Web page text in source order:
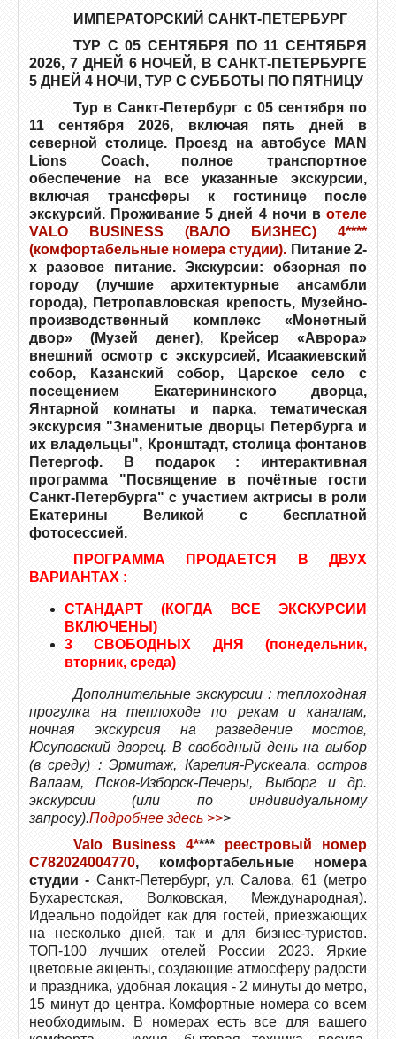
ИМПЕРАТОРСКИЙ САНКТ-ПЕТЕРБУРГ
ТУР С 05 СЕНТЯБРЯ ПО 11 СЕНТЯБРЯ
2026, 7ДНЕЙ 6 НОЧЕЙ, В САНКТ-ПЕТЕРБУРГЕ
5 ДНЕЙ 4 НОЧИ, ТУР С СУББОТЫ ПО ПЯТНИЦУ
Тур в Санкт-Петербург с 05 сентября по
11 сентября 2026, включая пять дней в
северной столице. Проезд на автобусе MAN
Lions Coach, полное транспортное
обеспечение на все указанные экскурсии,
включая трансферы к гостинице после
экскурсий. Проживание 5 дней 4 ночи в отеле
VALO BUSINESS (ВАЛО БИЗНЕС) 4****
(комфортабельные номера студии). Питание 2-
х разовое питание. Экскурсии: обзорная по
городу (лучшие архитектурные ансамбли
города), Петропавловская крепость, Музейно-
производственный комплекс «Монетный
двор» (Музей денег), Крейсер «Аврора»
внешний осмотр с экскурсией, Исаакиевский
собор, Казанский собор, Царское село с
посещением Екатерининского дворца,
Янтарной комнаты и парка, тематическая
экскурсия "Знаменитые дворцы Петербурга и
их владельцы", Кронштадт, столица фонтанов
Петергоф. В подарок : интерактивная
программа "Посвящение в почётные гости
Санкт-Петербурга" с участием актрисы в роли
Екатерины Великой с бесплатной
фотосессией.
ПРОГРАММА ПРОДАЕТСЯ В ДВУХ
ВАРИАНТАХ :
СТАНДАРТ (КОГДА ВСЕ ЭКСКУРСИИ
ВКЛЮЧЕНЫ)
3 СВОБОДНЫХ ДНЯ (понедельник,
вторник, среда)
Дополнительные экскурсии : теплоходная
прогулка на теплоходе по рекам и каналам,
ночная экскурсия на разведение мостов,
Юсуповский дворец. В свободный день на выбор
(в среду) : Эрмитаж, Карелия-Рускеала, остров
Валаам, Псков-Изборск-Печеры, Выборг и др.
экскурсии (или по индивидуальному
запросу).Подробнее здесь >>>
Valo Business 4**** реестровый номер
C782024004770, комфортабельные номера
студии - Санкт-Петербург, ул. Салова, 61 (метро
Бухарестская, Волковская, Международная).
Идеально подойдет как для гостей, приезжающих
на несколько дней, так и для бизнес-туристов.
ТОП-100 лучших отелей России 2023. Яркие
цветовые акценты, создающие атмосферу радости
и праздника, удобная локация - 2 минуты до метро,
15 минут до центра. Комфортные номера со всем
необходимым. В номерах есть все для вашего